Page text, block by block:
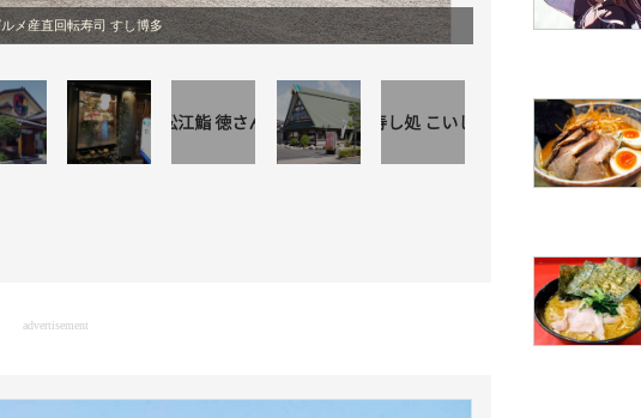
メ産直回転寿司 すし博多
advertisement